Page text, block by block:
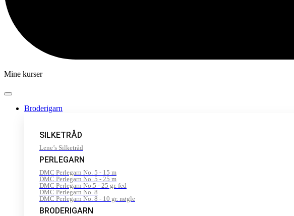
Mine kurser
Broderigarn
SILKETRÅD
Lene’s Silketråd
PERLEGARN
DMC Perlegarn No. 5 - 15 m
DMC Perlegarn No. 5 - 25 m
DMC Perlegarn No.5 - 25 gr. fed
DMC Perlegarn No. 8
DMC Perlegarn No. 8 - 10 gr. nøgle
BRODERIGARN